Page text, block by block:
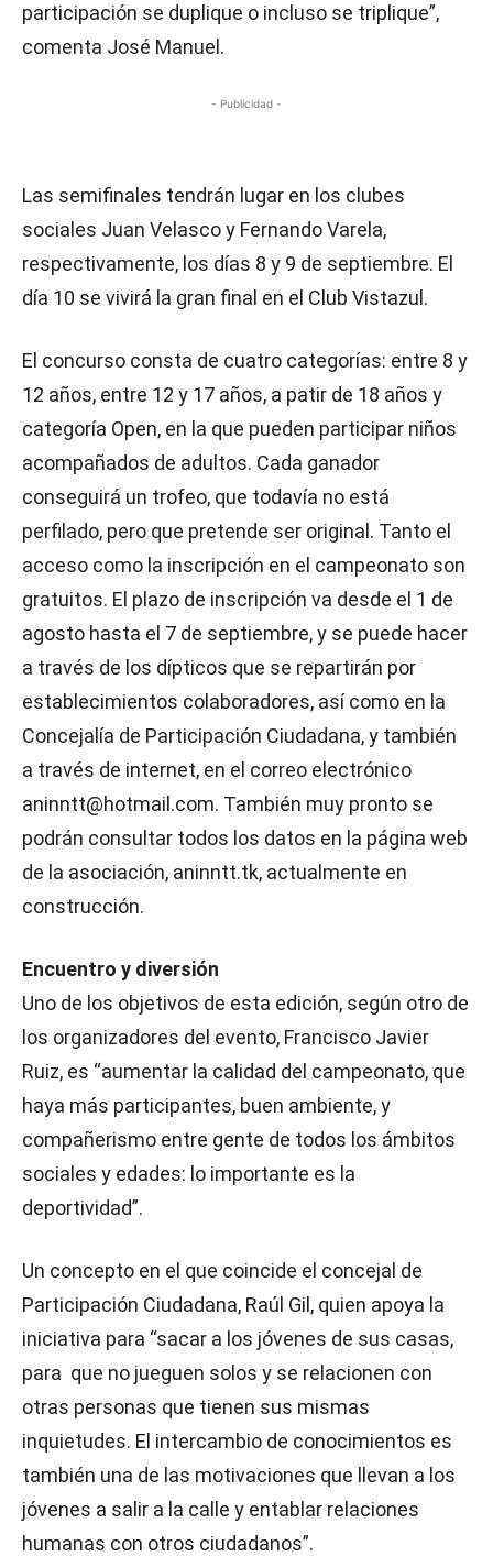
participación se duplique o incluso se triplique”,
comenta José Manuel.
- Publicidad -
Las semifinales tendrán lugar en los clubes
sociales Juan Velasco y Fernando Varela,
respectivamente, los días 8 y 9 de septiembre. El
día 10 se vivirá la gran final en el Club Vistazul.
El concurso consta de cuatro categorías: entre 8 y
12 años, entre 12 y 17 años, a patir de 18 años y
categoría Open, en la que pueden participar niños
acompañados de adultos. Cada ganador
conseguirá un trofeo, que todavía no está
perfilado, pero que pretende ser original. Tanto el
acceso como la inscripción en el campeonato son
gratuitos. El plazo de inscripción va desde el 1 de
agosto hasta el 7 de septiembre, y se puede hacer
a través de los dípticos que se repartirán por
establecimientos colaboradores, así como en la
Concejalía de Participación Ciudadana, y también
a través de internet, en el correo electrónico
aninntt@hotmail.com. También muy pronto se
podrán consultar todos los datos en la página web
de la asociación, aninntt.tk, actualmente en
construcción.
Encuentro y diversión
Uno de los objetivos de esta edición, según otro de
los organizadores del evento, Francisco Javier
Ruiz, es “aumentar la calidad del campeonato, que
haya más participantes, buen ambiente, y
compañerismo entre gente de todos los ámbitos
sociales y edades: lo importante es la
deportividad”.
Un concepto en el que coincide el concejal de
Participación Ciudadana, Raúl Gil, quien apoya la
iniciativa para “sacar a los jóvenes de sus casas,
para que no jueguen solos y se relacionen con
otras personas que tienen sus mismas
inquietudes. El intercambio de conocimientos es
también una de las motivaciones que llevan a los
jóvenes a salir a la calle y entablar relaciones
humanas con otros ciudadanos”.